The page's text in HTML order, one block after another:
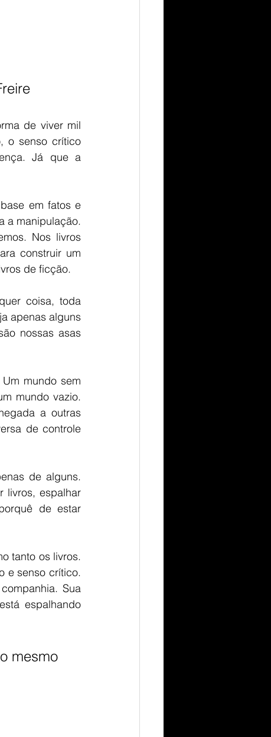
de viver mil
o senso crítico
Já que a
em fatos e
a manipulação.
Nos livros
construir um
de ficção.
coisa, toda
apenas alguns
nossas asas
mundo sem
mundo vazio.
a outras
de controle
de alguns.
livros, espalhar
de estar
tanto os livros.
e senso crítico.
Sua
espalhando
mesmo